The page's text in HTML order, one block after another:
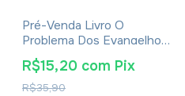
Pré-Venda Livro O
Problema Dos Evangelhos
E Soluções- Eusébio De
Cesareia
R$35,90
R$15,20 com Pix